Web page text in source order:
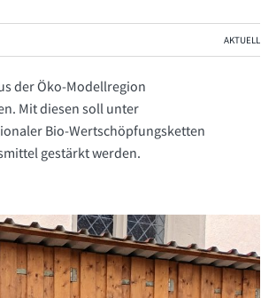
AKTUELL
der Öko-Modellregion
Mit diesen soll unter
Bio-Wertschöpfungsketten
gestärkt werden.